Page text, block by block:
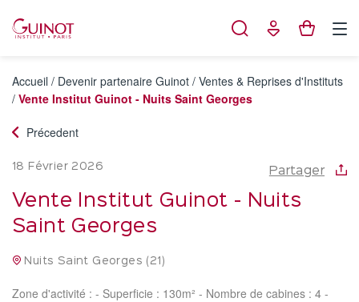
Accueil / Devenir partenaire Guinot / Ventes & Reprises d'Instituts
/ Vente Institut Guinot - Nuits Saint Georges
Précedent
18 Février 2026 Partager
Vente Institut Guinot - Nuits
Saint Georges
Nuits Saint Georges (21)
Zone d'activité : - Superficie : 130m² - Nombre de cabines : 4 -